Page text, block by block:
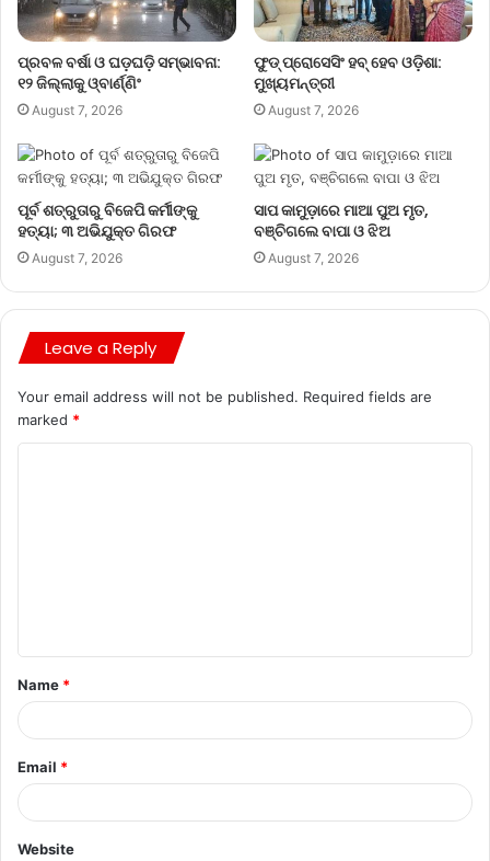
ପ୍ରବଳ ବର୍ଷା ଓ ଘଡ଼ଘଡ଼ି ସମ୍ଭାବନା:
୧୨ ଜିଲ୍ଲାକୁ ଓ୍ବାର୍ଣ୍ଣିଂ
August 7, 2026
ଫୁଡ୍ ପ୍ରୋସେସିଂ ହବ୍ ହେବ ଓଡ଼ିଶା:
ମୁଖ୍ୟମନ୍ତ୍ରୀ
August 7, 2026
ପୂର୍ବ ଶତ୍ରୁତାରୁ ବିଜେପି କର୍ମୀଙ୍କୁ
ହତ୍ୟା; ୩ ଅଭିଯୁକ୍ତ ଗିରଫ
August 7, 2026
ସାପ କାମୁଡ଼ାରେ ମାଆ ପୁଅ ମୃତ,
ବଞ୍ଚିଗଲେ ବାପା ଓ ଝିଅ
August 7, 2026
Leave a Reply
Your email address will not be published. Required fields are
marked *
Name *
Email *
Website